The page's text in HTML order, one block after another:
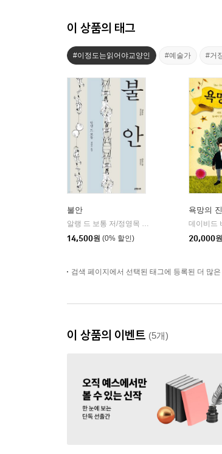
이 상품의 태그
#이정도는읽어야교양인 #예술가 #거
불안
14,500원 (0% 할인)
욕망의
20,000원
검색 페이지에서 선택된 태그에 등록된 더 많
이 상품의 이벤트 (5개)